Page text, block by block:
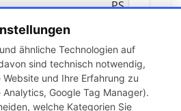
ähnliche Technologien auf
sind technisch notwendig,
und Ihre Erfahrung zu
Google Tag Manager).
welche Kategorien Sie
PS
2004/03-
2006/08
ccm,
110
KW,
150